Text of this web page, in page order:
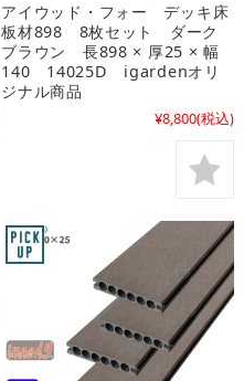
アイウッド・フォー デッキ床
板材898 8枚セット ダーク
ブラウン 長898 × 厚25 × 幅
140 14025D igardenオリ
ジナル商品
¥8,800(税込)